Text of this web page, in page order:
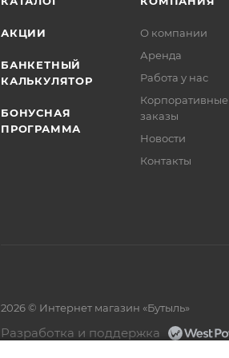
АКЦИИ
БАНКЕТНЫЙ
КАЛЬКУЛЯТОР
БОНУСНАЯ
ПРОГРАММА
О компании
Аренда
Работа у нас
Корпоративные
заказы
Новости
Контакты
2026 © Интернет магазин «Бутыль»
Разработка и поддержка